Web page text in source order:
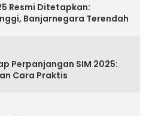
Resmi Ditetapkan:
Banjarnegara Terendah
Perpanjangan SIM 2025:
Cara Praktis